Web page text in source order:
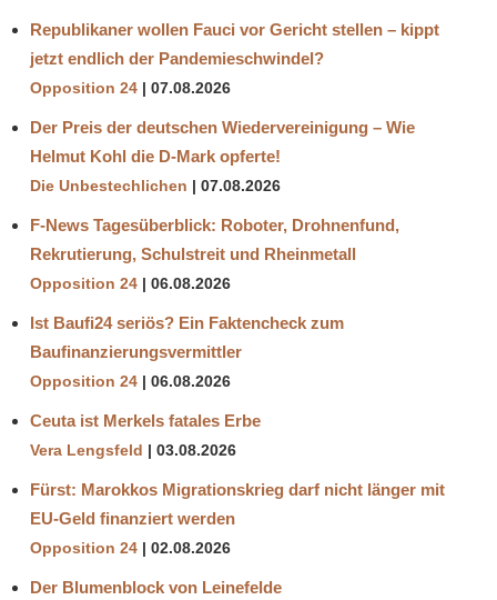
Republikaner wollen Fauci vor Gericht stellen – kippt
jetzt endlich der Pandemieschwindel?
Opposition 24 07.08.2026
Der Preis der deutschen Wiedervereinigung – Wie
Helmut Kohl die D‑Mark opferte!
Die Unbestechlichen 07.08.2026
F-News Tagesüberblick: Roboter, Drohnenfund,
Rekrutierung, Schulstreit und Rheinmetall
Opposition 24 06.08.2026
Ist Baufi24 seriös? Ein Faktencheck zum
Baufinanzierungsvermittler
Opposition 24 06.08.2026
Ceuta ist Merkels fatales Erbe
Vera Lengsfeld 03.08.2026
Fürst: Marokkos Migrationskrieg darf nicht länger mit
EU-Geld finanziert werden
Opposition 24 02.08.2026
Der Blumenblock von Leinefelde